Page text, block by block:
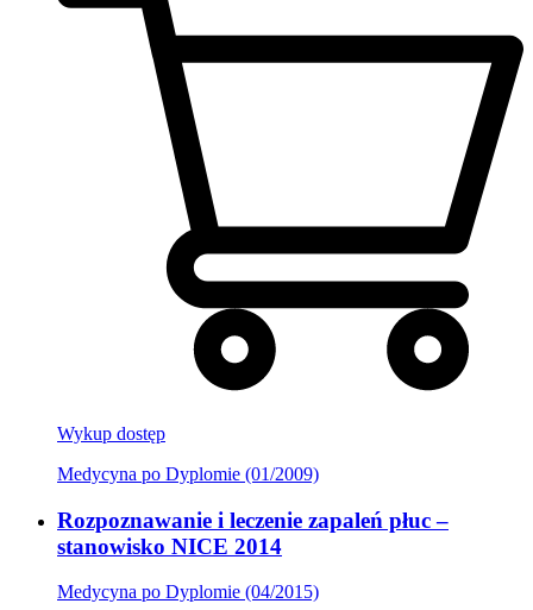
Wykup dostęp
Medycyna po Dyplomie (01/2009)
Rozpoznawanie i leczenie zapaleń płuc –
stanowisko NICE 2014
Medycyna po Dyplomie (04/2015)